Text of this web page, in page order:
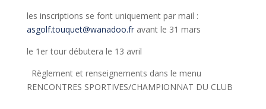
les inscriptions se font uniquement par mail :
asgolf.touquet@wanadoo.fravant le 31 mars
le 1er tour débutera le 13 avril
Règlement et renseignements dans le menu
RENCONTRES SPORTIVES/CHAMPIONNAT DU CLUB